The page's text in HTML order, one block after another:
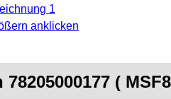
1
anklicken
(